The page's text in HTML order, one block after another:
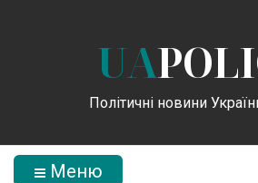
UA
Політичні новини
Меню